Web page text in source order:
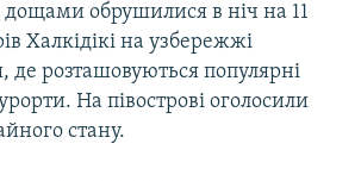
дощами обрушилися в ніч на 11
Халкідікі на узбережжі
де розташовуються популярні
На півострові оголосили
стану.